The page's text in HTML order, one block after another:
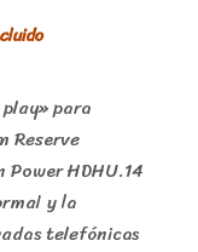
para
Reserve
HDHU.14
y la
telefónicas